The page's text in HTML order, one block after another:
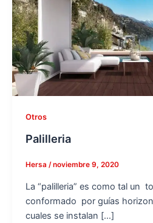
Otros
Palilleria
Hersa /noviembre 9, 2020
La “palilleria” es como tal un
conformado por guías
cuales se instalan […]